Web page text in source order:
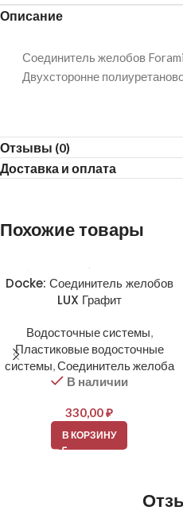
Описание
Соединитель желобов
Двухсторонне
Отзывы (0)
Доставка и оплата
Похожие товары
Docke: Соединитель желобов
LUX Графит
Водосточные системы,
Пластиковые водосточные
системы,Соединитель желоба
В наличии
330,00₽
В КОРЗИНУ